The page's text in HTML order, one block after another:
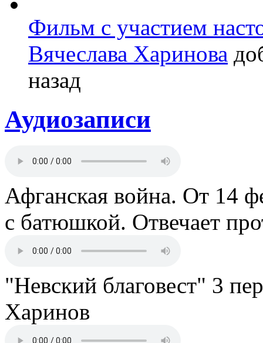
Фильм с участием
Вячеслава Харинова
назад
Аудиозаписи
Афганская война. От 14
с батюшкой. Отвечает
"Невский благовест" 3
Харинов